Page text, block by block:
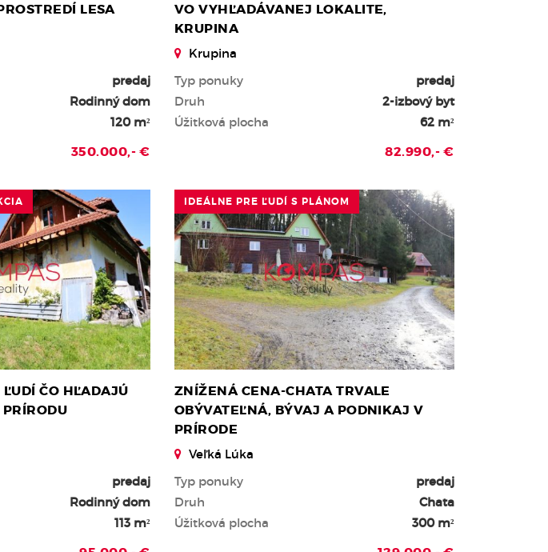
LESA
predaj
Rodinný dom
120 m²
350.000,- €
VO VYHĽADÁVANEJ LOKALITE,
KRUPINA
Krupina
Typ ponuky
predaj
Druh
2-izbový byt
Úžitková plocha
62 m²
82.990,- €
ČO HĽADAJÚ
predaj
Rodinný dom
113 m²
IDEÁLNE PRE ĽUDÍ S PLÁNOM
ZNÍŽENÁ CENA-CHATA TRVALE
OBÝVATEĽNÁ, BÝVAJ A PODNIKAJ V
PRÍRODE
Veľká Lúka
Typ ponuky
predaj
Druh
Chata
Úžitková plocha
300 m²